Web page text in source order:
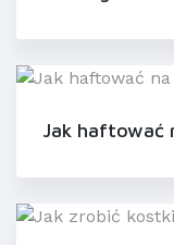
Jak haftować